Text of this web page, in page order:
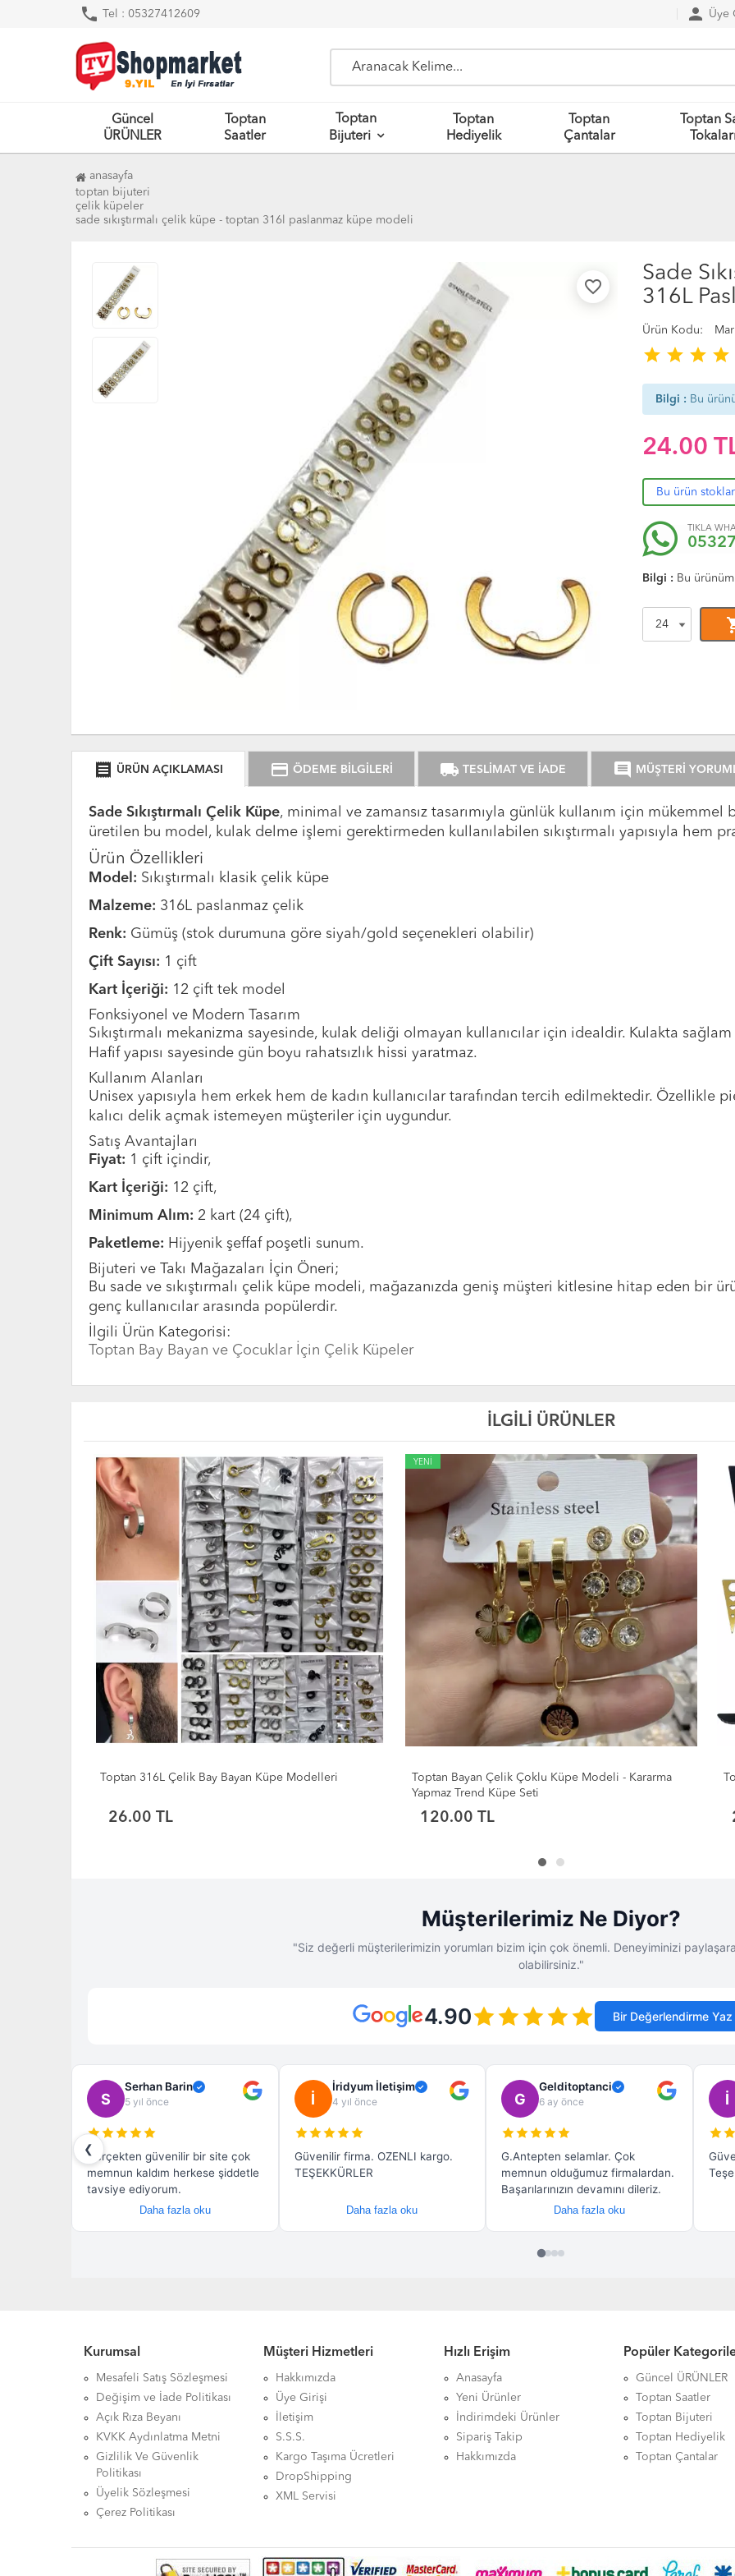
phone Tel : 05327412609 person Üye
Güncel
ÜRÜNLER
Toptan
Saatler
Toptan
Bijuteri
Toptan
Hediyelik
Toptan
Çantalar
Toptan
anasayfa
toptan bijuteri
çelik küpeler
sade sıkıştırmalı çelik küpe - toptan 316l paslanmaz küpe modeli
favorite_border
Sade
316L
Ürün Kodu:
star star star star
Bilgi : Bu
24.00
Bu ürün
TIKLA
Bilgi : Bu
receipt ÜRÜN AÇIKLAMASI credit_card ÖDEME BİLGİLERİ local_shipping TESLİMAT VE İADE comment MÜŞTERİ
Sade Sıkıştırmalı Çelik Küpe, minimal ve zamansız tasarımıyla günlük kullanım için
üretilen bu model, kulak delme işlemi gerektirmeden kullanılabilen sıkıştırmalı yapısıyla hem
Ürün Özellikleri
Model: Sıkıştırmalı klasik çelik küpe
Malzeme: 316L paslanmaz çelik
Renk: Gümüş (stok durumuna göre siyah/gold seçenekleri olabilir)
Çift Sayısı: 1 çift
Kart İçeriği: 12 çift tek model
Fonksiyonel ve Modern Tasarım
Sıkıştırmalı mekanizma sayesinde, kulak deliği olmayan kullanıcılar için idealdir. Kulakta
Hafif yapısı sayesinde gün boyu rahatsızlık hissi yaratmaz.
Kullanım Alanları
Unisex yapısıyla hem erkek hem de kadın kullanıcılar tarafından tercih edilmektedir. Özellikle
kalıcı delik açmak istemeyen müşteriler için uygundur.
Satış Avantajları
Fiyat: 1 çift içindir,
Kart İçeriği: 12 çift,
Minimum Alım: 2 kart (24 çift),
Paketleme: Hijyenik şeffaf poşetli sunum.
Bijuteri ve Takı Mağazaları İçin Öneri;
Bu sade ve sıkıştırmalı çelik küpe modeli, mağazanızda geniş müşteri kitlesine hitap eden bir
genç kullanıcılar arasında popülerdir.
İlgili Ürün Kategorisi:
Toptan Bay Bayan ve Çocuklar İçin Çelik Küpeler
İLGİLİ ÜRÜNLER
YENİ
Toptan Bayan Çelik Çoklu Küpe Modeli - Kararma
120.00 TL
Toptan Karışık Sıkıştırmalı Figürlü Çelik Küpeler
26.00 TL
Kurumsal
Mesafeli Satış Sözleşmesi
Değişim ve İade Politikası
Açık Rıza Beyanı
KVKK Aydınlatma Metni
Gizlilik Ve Güvenlik
Politikası
Üyelik Sözleşmesi
Çerez Politikası
Müşteri Hizmetleri
Hakkımızda
Üye Girişi
İletişim
S.S.S.
Kargo Taşıma Ücretleri
DropShipping
XML Servisi
Hızlı Erişim
Anasayfa
Yeni Ürünler
İndirimdeki Ürünler
Sipariş Takip
Hakkımızda
Popüler
Güncel ÜRÜNLER
Toptan Saatler
Toptan Bijuteri
Toptan Hediyelik
Toptan Çantalar